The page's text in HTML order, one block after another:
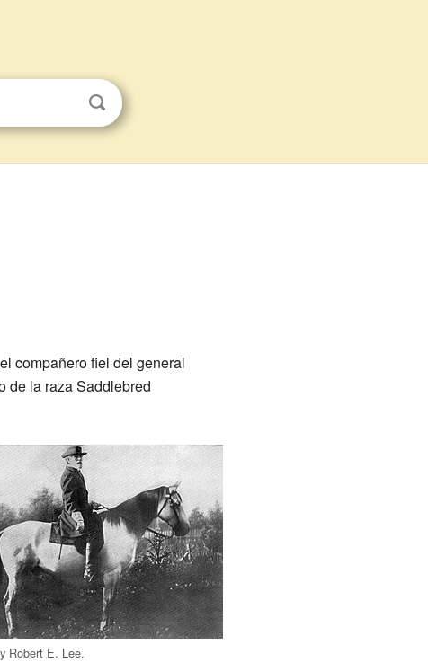
compañero fiel del general
de la raza Saddlebred
Robert E. Lee.